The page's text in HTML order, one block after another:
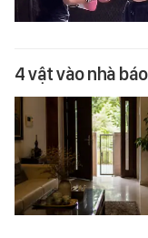
4 vật vào nhà